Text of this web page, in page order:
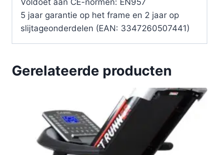
5 jaar garantie op het frame en 2 jaar op
slijtageonderdelen (EAN: 3347260507441)
Gerelateerde producten